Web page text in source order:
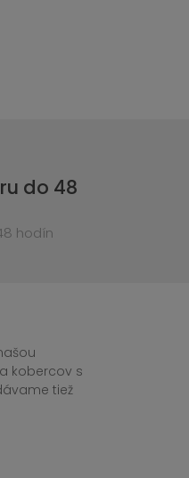
do 48
hodín
kobercov s
tiež